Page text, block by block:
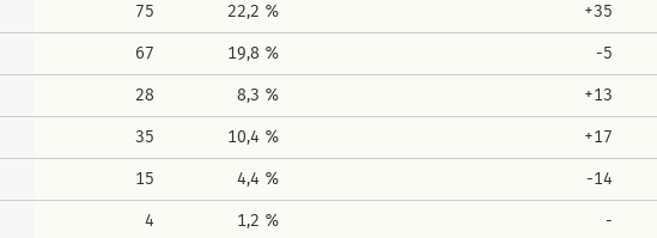
75 22,2 % +35
67 19,8 % -5
28 8,3 % +13
35 10,4 % +17
15 4,4 % -14
4 1,2 % -